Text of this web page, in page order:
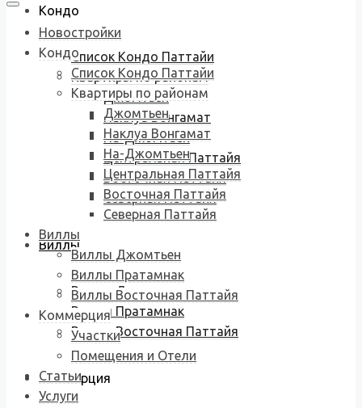
Кондо
Список Кондо Паттайи
Квартиры по районам
Джомтьен
Наклуа Вонгамат
На-Джомтьен
Центральная Паттайя
Восточная Паттайя
Северная Паттайя
Виллы
Виллы Джомтьен
Виллы Пратамнак
Виллы Восточная Паттайя
Коммерция
Новостройки
Кондо
Список Кондо Паттайи
Квартиры по районам
Джомтьен
Наклуа Вонгамат
На-Джомтьен
Центральная Паттайя
Восточная Паттайя
Северная Паттайя
Виллы
Виллы Джомтьен
Виллы Пратамнак
Виллы Восточная Паттайя
Коммерция
Участки
Помещения и Отели
Статьи
Услуги